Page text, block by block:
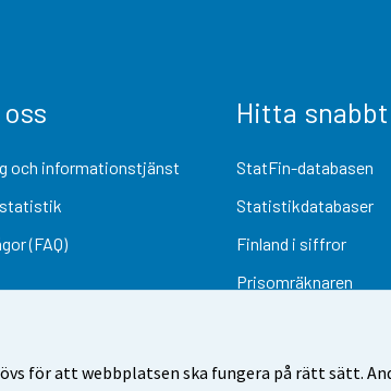
för att webbplatsen ska fungera på rätt sätt.
och informationstjänst
statistik
(FAQ)
Hitta snabbt
StatFin-databasen
Statistikdatabaser
Finland i siffror
Prisomräknaren